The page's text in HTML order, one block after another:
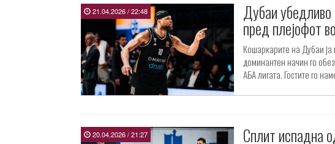
21.04.2026 / 22:48 Дубаи убедливо
пред плејофот
Кошаркарите на Дубаи ја
доминантен начин го
АБА лигата. Гостите го
20.04.2026 / 21:27 Сплит испадна